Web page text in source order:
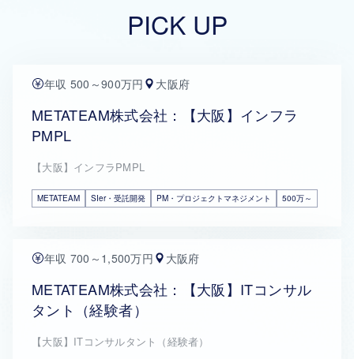
PICK UP
年収 500～900万円 大阪府
METATEAM株式会社：【大阪】インフラ
PMPL
【大阪】インフラPMPL
METATEAM SIer・受託開発 PM・プロジェクトマネジメント 500万～
年収 700～1,500万円 大阪府
METATEAM株式会社：【大阪】ITコンサル
タント（経験者）
【大阪】ITコンサルタント（経験者）